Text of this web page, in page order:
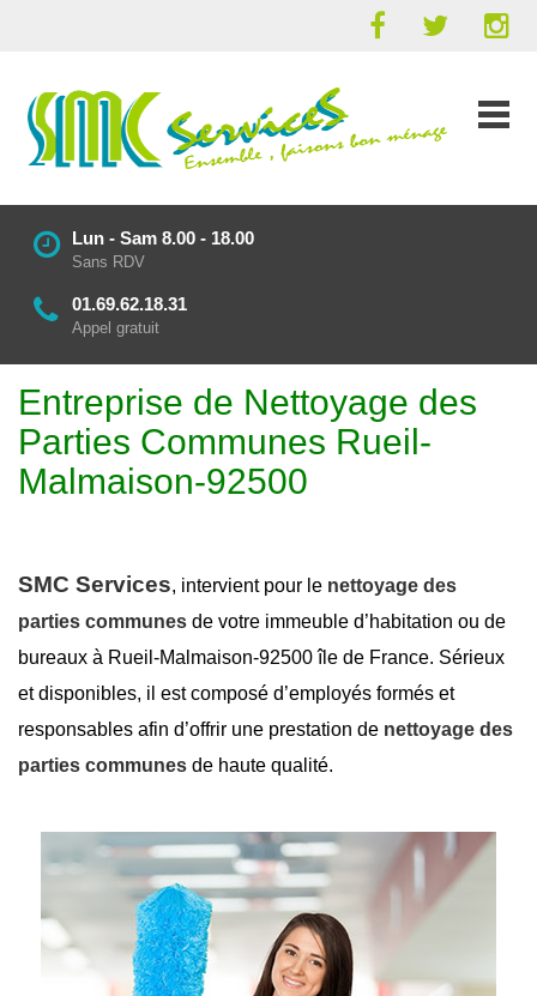
Lun - Sam 8.00 - 18.00
Sans RDV
01.69.62.18.31
Appel gratuit
Entreprise de Nettoyage des
Parties Communes Rueil-
Malmaison-92500
SMC Services, intervient pour le nettoyage des
parties communes de votre immeuble d’habitation ou de
bureaux à Rueil-Malmaison-92500 île de France. Sérieux
et disponibles, il est composé d’employés formés et
responsables afin d’offrir une prestation de nettoyage des
parties communes de haute qualité.